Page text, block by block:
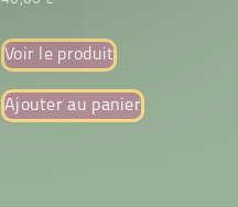
Voir le produit
Ajouter au panier